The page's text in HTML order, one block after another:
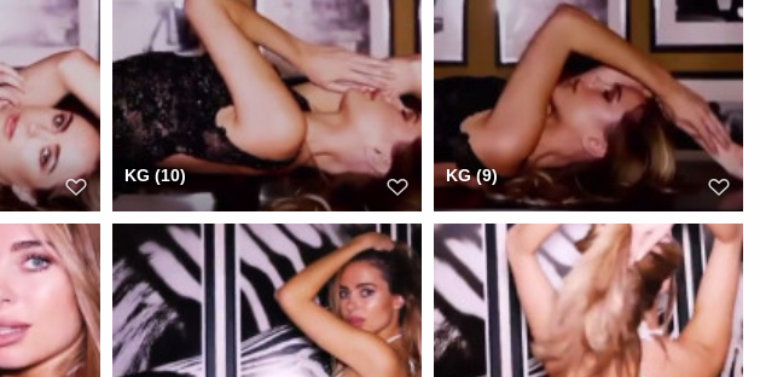
KG (10) KG (9)